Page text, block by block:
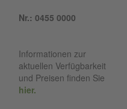
Nr.: 0455 0000
Informationen zur
aktuellen Verfügbarkeit
und Preisen finden Sie
hier.